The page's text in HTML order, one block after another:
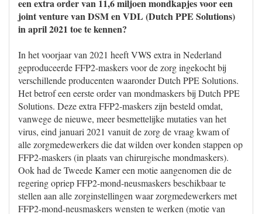
een extra order van 11,6 miljoen mondkapjes voor een
joint venture van DSM en VDL (Dutch PPE Solutions)
in april 2021 toe te kennen?
In het voorjaar van 2021 heeft VWS extra in Nederland
geproduceerde FFP2-maskers voor de zorg ingekocht bij
verschillende producenten waaronder Dutch PPE Solutions.
Het betrof een eerste order van mondmaskers bij Dutch PPE
Solutions. Deze extra FFP2-maskers zijn besteld omdat,
vanwege de nieuwe, meer besmettelijke mutaties van het
virus, eind januari 2021 vanuit de zorg de vraag kwam of
alle zorgmedewerkers die dat wilden over konden stappen op
FFP2-maskers (in plaats van chirurgische mondmaskers).
Ook had de Tweede Kamer een motie aangenomen die de
regering opriep FFP2-mond-neusmaskers beschikbaar te
stellen aan alle zorginstellingen waar zorgmedewerkers met
FFP2-mond-neusmaskers wensten te werken (motie van